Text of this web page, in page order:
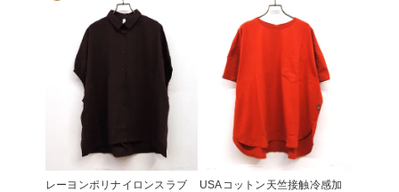
レーヨンポリナイロンスラブ
USAコットン天竺接触冷感加